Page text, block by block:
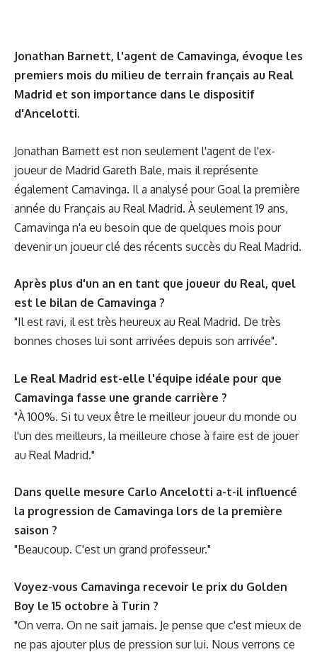
Jonathan Barnett, l'agent de Camavinga, évoque les
premiers mois du milieu de terrain français au Real
Madrid et son importance dans le dispositif
d'Ancelotti.
Jonathan Barnett est non seulement l'agent de l'ex-
joueur de Madrid Gareth Bale, mais il représente
également Camavinga. Il a analysé pour Goal la première
année du Français au Real Madrid. À seulement 19 ans,
Camavinga n'a eu besoin que de quelques mois pour
devenir un joueur clé des récents succès du Real Madrid.
Après plus d'un an en tant que joueur du Real, quel
est le bilan de Camavinga ?
"Il est ravi, il est très heureux au Real Madrid. De très
bonnes choses lui sont arrivées depuis son arrivée".
Le Real Madrid est-elle l'équipe idéale pour que
Camavinga fasse une grande carrière ?
"À 100%. Si tu veux être le meilleur joueur du monde ou
l'un des meilleurs, la meilleure chose à faire est de jouer
au Real Madrid."
Dans quelle mesure Carlo Ancelotti a-t-il influencé
la progression de Camavinga lors de la première
saison ?
"Beaucoup. C'est un grand professeur."
Voyez-vous Camavinga recevoir le prix du Golden
Boy le 15 octobre à Turin ?
"On verra. On ne sait jamais. Je pense que c'est mieux de
ne pas ajouter plus de pression sur lui. Nous verrons ce